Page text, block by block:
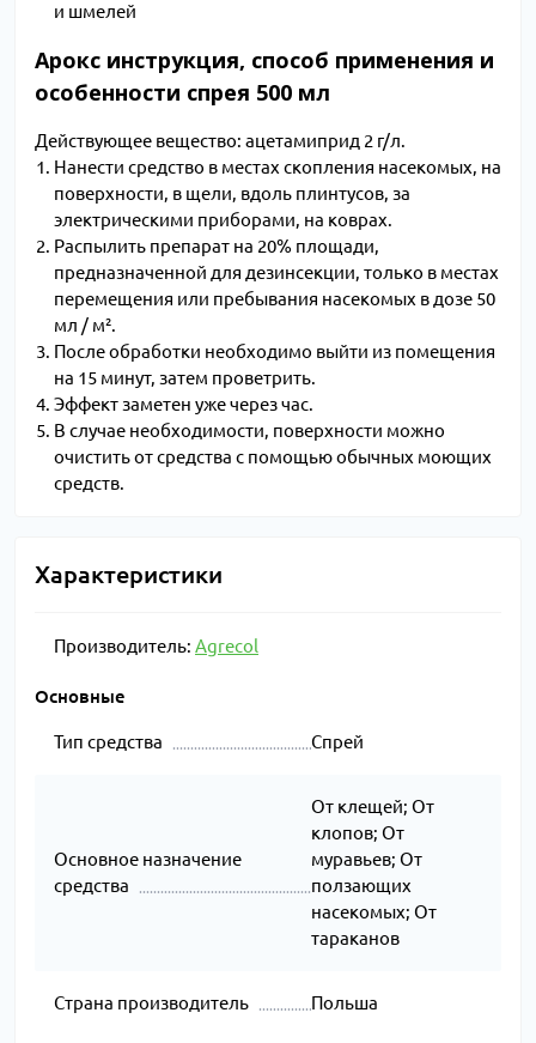
и шмелей
Арокс инструкция, способ применения и
особенности спрея 500 мл
Действующее вещество: ацетамиприд 2 г/л.
Нанести средство в местах скопления насекомых, на
поверхности, в щели, вдоль плинтусов, за
электрическими приборами, на коврах.
Распылить препарат на 20% площади,
предназначенной для дезинсекции, только в местах
перемещения или пребывания насекомых в дозе 50
мл / м².
После обработки необходимо выйти из помещения
на 15 минут, затем проветрить.
Эффект заметен уже через час.
В случае необходимости, поверхности можно
очистить от средства с помощью обычных моющих
средств.
Характеристики
Производитель: Agrecol
Основные
Тип средства Спрей
Основное назначение
средства
От клещей; От
клопов; От
муравьев; От
ползающих
насекомых; От
тараканов
Страна производитель Польша